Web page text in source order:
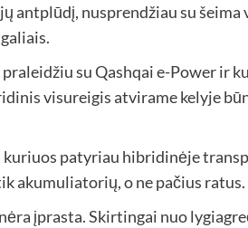
antplūdį, nusprendžiau su šeima
su Qashqai e-Power ir
visureigis atvirame kelyje
patyriau hibridinėje
akumuliatorių, o ne pačius ratus.
įprasta. Skirtingai nuo